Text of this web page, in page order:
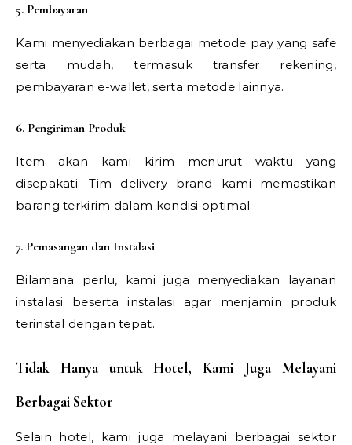
5. Pembayaran
Kami menyediakan berbagai metode pay yang safe
serta mudah, termasuk transfer rekening,
pembayaran e-wallet, serta metode lainnya.
6. Pengiriman Produk
Item akan kami kirim menurut waktu yang
disepakati. Tim delivery brand kami memastikan
barang terkirim dalam kondisi optimal.
7. Pemasangan dan Instalasi
Bilamana perlu, kami juga menyediakan layanan
instalasi beserta instalasi agar menjamin produk
terinstal dengan tepat.
Tidak Hanya untuk Hotel, Kami Juga Melayani
Berbagai Sektor
Selain hotel, kami juga melayani berbagai sektor